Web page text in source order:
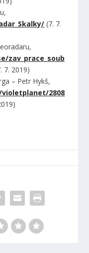
(7. 7.
zav_prace_soub
7. 2019)
– Petr Hykš,
2808